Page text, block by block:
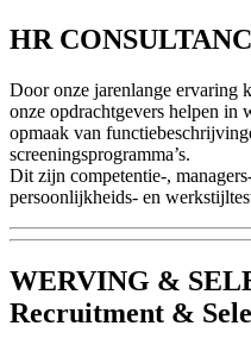
HR
Door onze jarenlange ervaring
onze opdrachtgevers helpen in
opmaak van
screeningsprogramma’s.
Dit zijn competentie-,
persoonlijkheids- en
WERVING &
Recruitment &